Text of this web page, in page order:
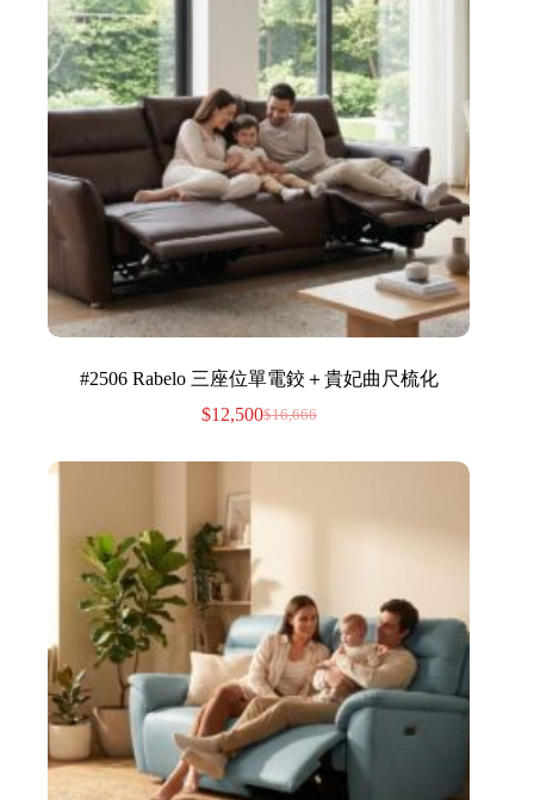
#2506 Rabelo 三座位單電鉸＋貴妃曲尺梳化
$16,666
$12,500